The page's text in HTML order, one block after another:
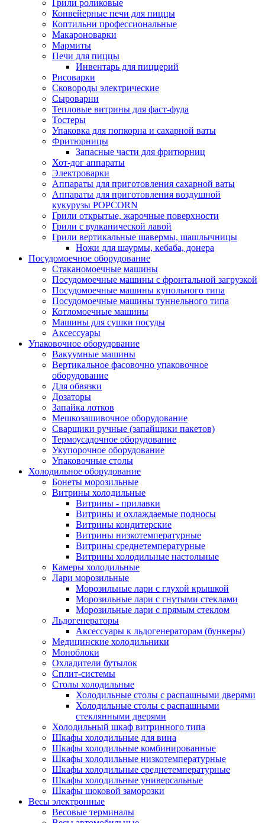
Грили роликовые
Конвейерные печи для пиццы
Коптильни профессиональные
Макароноварки
Мармиты
Печи для пиццы
Инвентарь для пиццерий
Рисоварки
Сковороды электрические
Сыроварни
Тепловые витрины для фаст-фуда
Тостеры
Упаковка для попкорна и сахарной ваты
Фритюрницы
Запасные части для фритюрниц
Хот-дог аппараты
Электроварки
Аппараты для приготовления сахарной ваты
Аппараты для приготовления воздушной
кукурузы POPCORN
Грили открытые, жарочные поверхности
Грили с вулканической лавой
Грили вертикальные шавермы, шашлычницы
Ножи для шаурмы, кебаба, донера
Посудомоечное оборудование
Стаканомоечные машины
Посудомоечные машины с фронтальной загрузкой
Посудомоечные машины купольного типа
Посудомоечные машины туннельного типа
Котломоечные машины
Машины для сушки посуды
Аксессуары
Упаковочное оборудование
Вакуумные машины
Вертикальное фасовочно упаковочное
оборудование
Для обвязки
Дозаторы
Запайка лотков
Мешкозашивочное оборудование
Сварщики ручные (запайщики пакетов)
Термоусадочное оборудование
Укупорочное оборудование
Упаковочные столы
Холодильное оборудование
Бонеты морозильные
Витрины холодильные
Витрины - прилавки
Витрины и охлаждаемые подносы
Витрины кондитерские
Витрины низкотемпературные
Витрины среднетемпературные
Витрины холодильные настольные
Камеры холодильные
Лари морозильные
Морозильные лари с глухой крышкой
Морозильные лари с гнутыми стеклами
Морозильные лари с прямым стеклом
Льдогенераторы
Аксессуары к льдогенераторам (бункеры)
Медицинские холодильники
Моноблоки
Охладители бутылок
Сплит-системы
Столы холодильные
Холодильные столы с распашными дверями
Холодильные столы с распашными
стеклянными дверями
Холодильный шкаф витринного типа
Шкафы холодильные для вина
Шкафы холодильные комбинированные
Шкафы холодильные низкотемпературные
Шкафы холодильные среднетемпературные
Шкафы холодильные универсальные
Шкафы шоковой заморозки
Весы электронные
Весовые терминалы